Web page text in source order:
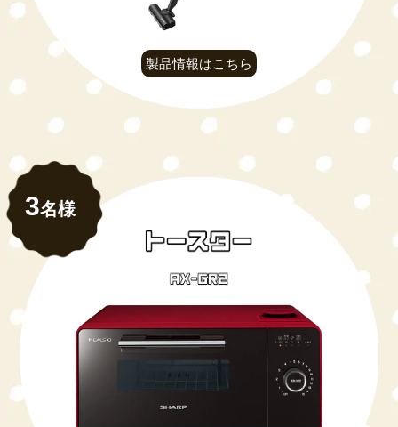
製品情報はこちら
3名様